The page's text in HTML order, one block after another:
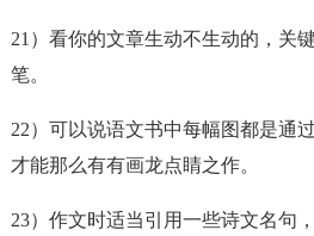
21）看你的文章生动不生动的，关
笔。
22）可以说语文书中每幅图都是通
才能那么有有画龙点睛之作。
23）作文时适当引用一些诗文名句